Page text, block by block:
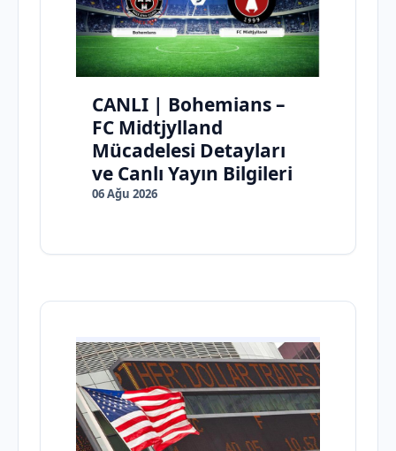
CANLI | Bohemians –
FC Midtjylland
Mücadelesi Detayları
ve Canlı Yayın Bilgileri
06 Ağu 2026